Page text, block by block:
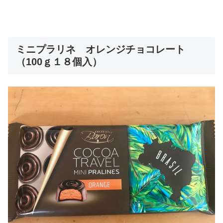
ミニプラリネ オレンジチョコレート
（100ｇ１８個入）